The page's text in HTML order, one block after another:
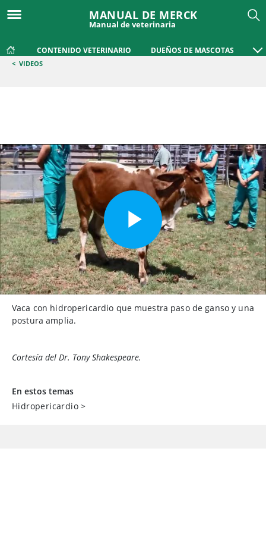
MANUAL DE MERCK
Manual de veterinaria
CONTENIDO VETERINARIO DUEÑOS DE MASCOTAS
< VIDEOS
Vaca con hidropericardio que muestra paso de ganso y una
postura amplia.
Cortesía del Dr. Tony Shakespeare.
En estos temas
Hidropericardio >